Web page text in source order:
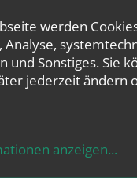
werden
Analyse,
und Sonstiges. Sie
jederzeit ändern
anzeigen...